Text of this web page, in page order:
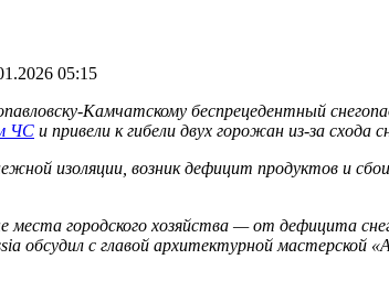
05:15
беспрецедентный
ЧС и привели к гибели двух горожан из‑за схода
изоляции, возник дефицит продуктов и
места городского хозяйства — от дефицита
обсудил с главой архитектурной мастерской